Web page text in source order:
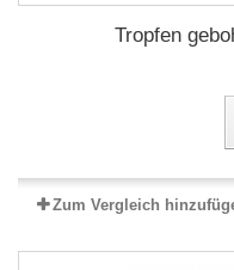
Tropfen
Zum Vergleich